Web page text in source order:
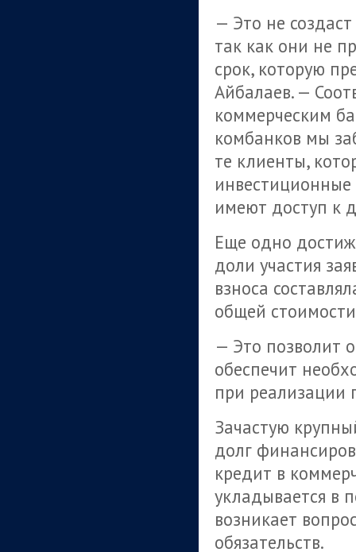
— Это не
так как они не
срок, которую
Айбалаев. —
коммерческим
комбанков мы
те клиенты,
инвестиционные
имеют доступ к
Еще одно
доли участия
взноса
общей
— Это позволит
обеспечит
при реализации
Зачастую
долг
кредит в
укладывается в
возникает
обязательств.